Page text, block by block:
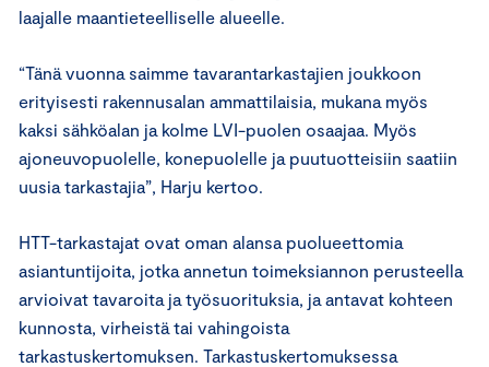
laajalle maantieteelliselle alueelle.
“Tänä vuonna saimme tavarantarkastajien joukkoon
erityisesti rakennusalan ammattilaisia, mukana myös
kaksi sähköalan ja kolme LVI-puolen osaajaa. Myös
ajoneuvopuolelle, konepuolelle ja puutuotteisiin saatiin
uusia tarkastajia”, Harju kertoo.
HTT-tarkastajat ovat oman alansa puolueettomia
asiantuntijoita, jotka annetun toimeksiannon perusteella
arvioivat tavaroita ja työsuorituksia, ja antavat kohteen
kunnosta, virheistä tai vahingoista
tarkastuskertomuksen. Tarkastuskertomuksessa